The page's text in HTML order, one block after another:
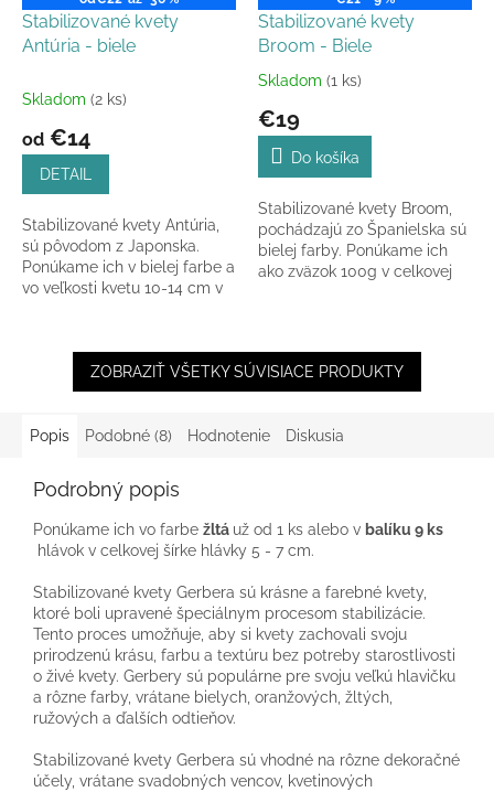
Stabilizované kvety
Antúria - biele
Skladom (2 ks)
od €14
DETAIL
Stabilizované kvety Antúria,
sú pôvodom z Japonska.
Ponúkame ich v bielej farbe a
vo veľkosti kvetu 10-14 cm v
Stabilizované kvety
Broom - Biele
Priemerné
produktu
5,0
5
hviezdičiek.
Skladom (1 ks)
€19
Do košíka
Stabilizované kvety Broom,
pochádzajú zo Španielska sú
bielej farby. Ponúkame ich
ako zväzok 100g v celkovej
ZOBRAZIŤ VŠETKY SÚVISIACE PRODUKTY
Popis Podobné (8) Hodnotenie Diskusia
Podrobný popis
Ponúkame ich vo farbe žltá už od 1 ks alebo v balíku 9 ks
hlávok v celkovej šírke hlávky 5 - 7 cm.
Stabilizované kvety Gerbera sú krásne a farebné kvety,
ktoré boli upravené špeciálnym procesom stabilizácie.
Tento proces umožňuje, aby si kvety zachovali svoju
prirodzenú krásu, farbu a textúru bez potreby starostlivosti
o živé kvety. Gerbery sú populárne pre svoju veľkú hlavičku
a rôzne farby, vrátane bielych, oranžových, žltých,
ružových a ďalších odtieňov.
Stabilizované kvety Gerbera sú vhodné na rôzne dekoračné
účely, vrátane svadobných vencov, kvetinových